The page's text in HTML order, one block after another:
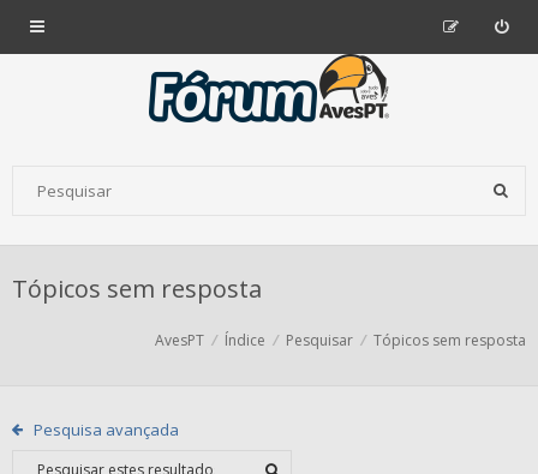
Tópicos sem resposta
AvesPT Índice Pesquisar Tópicos sem resposta
Pesquisa avançada